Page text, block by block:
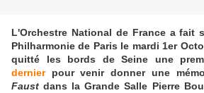
L'Orchestre National de France a fait
Philharmonie de Paris le mardi 1er
quitté les bords de Seine une
dernierpour venir donner une
Faustdans la Grande Salle Pierre